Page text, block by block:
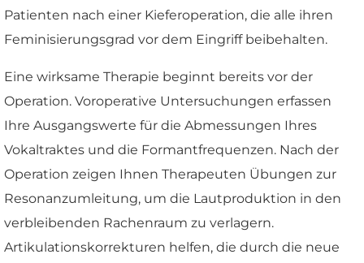
Patienten nach einer Kieferoperation, die alle ihren
Feminisierungsgrad vor dem Eingriff beibehalten.
Eine wirksame Therapie beginnt bereits vor der
Operation. Voroperative Untersuchungen erfassen
Ihre Ausgangswerte für die Abmessungen Ihres
Vokaltraktes und die Formantfrequenzen. Nach der
Operation zeigen Ihnen Therapeuten Übungen zur
Resonanzumleitung, um die Lautproduktion in den
verbleibenden Rachenraum zu verlagern.
Artikulationskorrekturen helfen, die durch die neue